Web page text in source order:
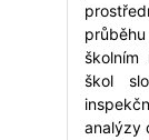
školním
škol
analýzy